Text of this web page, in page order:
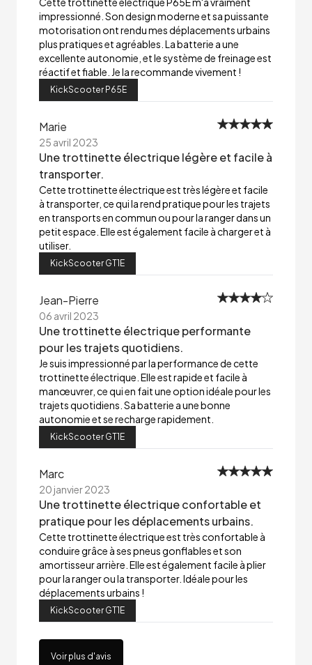
impressionné. Son design moderne et sa puissante
motorisation ont rendu mes déplacements urbains
plus pratiques et agréables. La batterie a une
excellente autonomie, et le système de freinage est
réactif et fiable. Je la recommande vivement !
KickScooter P65E
Marie
25 avril 2023
Une trottinette électrique légère et facile à
transporter.
Cette trottinette électrique est très légère et facile
à transporter, ce qui la rend pratique pour les trajets
en transports en commun ou pour la ranger dans un
petit espace. Elle est également facile à charger et à
utiliser.
KickScooter GT1E
Jean-Pierre
06 avril 2023
Une trottinette électrique performante
pour les trajets quotidiens.
Je suis impressionné par la performance de cette
trottinette électrique. Elle est rapide et facile à
manœuvrer, ce qui en fait une option idéale pour les
trajets quotidiens. Sa batterie a une bonne
autonomie et se recharge rapidement.
KickScooter GT1E
Marc
20 janvier 2023
Une trottinette électrique confortable et
pratique pour les déplacements urbains.
Cette trottinette électrique est très confortable à
conduire grâce à ses pneus gonflables et son
amortisseur arrière. Elle est également facile à plier
pour la ranger ou la transporter. Idéale pour les
déplacements urbains !
KickScooter GT1E
Voir plus d'avis